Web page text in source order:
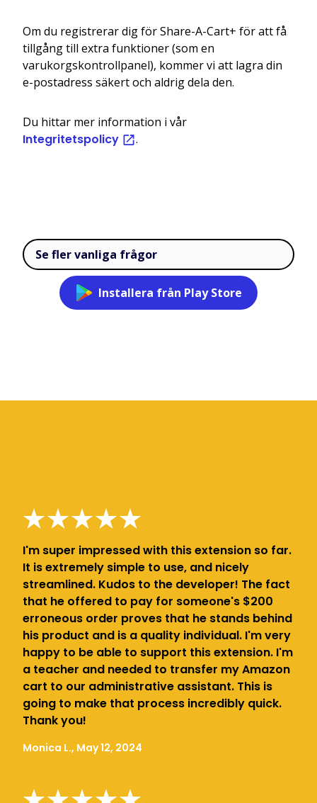
Om du registrerar dig för Share-A-Cart+ för att få
tillgång till extra funktioner (som en
varukorgskontrollpanel), kommer vi att lagra din
e-postadress säkert och aldrig dela den.
Du hittar mer information i vår
Integritetspolicy .
Se fler vanliga frågor
Installera från Play Store
I'm super impressed with this extension so far.
It is extremely simple to use, and nicely
streamlined. Kudos to the developer! The fact
that he offered to pay for someone's $200
erroneous order proves that he stands behind
his product and is a quality individual. I'm very
happy to be able to support this extension. I'm
a teacher and needed to transfer my Amazon
cart to our administrative assistant. This is
going to make that process incredibly quick.
Thank you!
Monica L., May 12, 2024